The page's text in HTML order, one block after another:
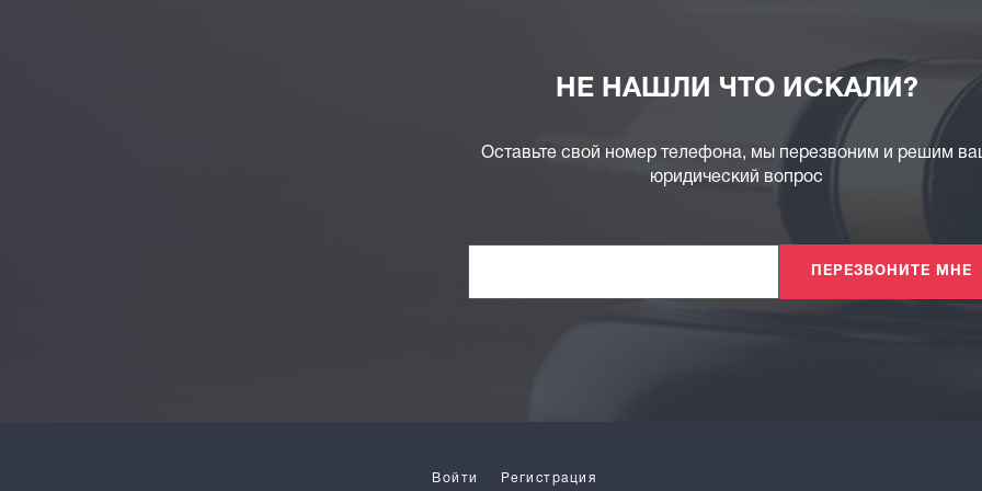
НЕ НАШЛИ ЧТО ИСКАЛИ?
Оставьте свой номер телефона, мы перезвоним и решим
юридический вопрос
ПЕРЕЗВОНИТЕ МНЕ
Войти Регистрация